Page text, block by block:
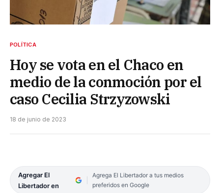
POLÍTICA
Hoy se vota en el Chaco en
medio de la conmoción por el
caso Cecilia Strzyzowski
18 de junio de 2023
Agregar El
Libertador en
Agrega El Libertador a tus medios
preferidos en Google